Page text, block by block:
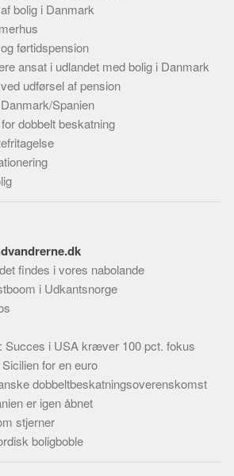
bolig i Danmark
førtidspension
ansat i udlandet med bolig i Danmark
udførsel af pension
Spanien
dobbelt beskatning
findes i vores nabolande
i Udkantsnorge
Succes i USA kræver 100 pct. fokus
for en euro
dobbeltbeskatningsoverenskomst
er igen åbnet
stjerner
boligboble